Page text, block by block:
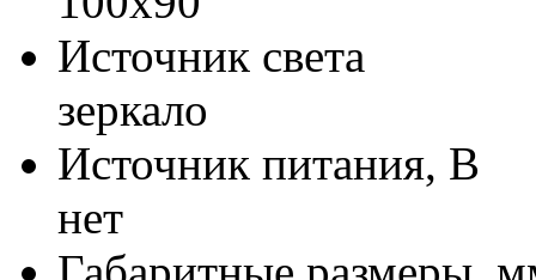
Источник света
зеркало
Источник питания, В
нет